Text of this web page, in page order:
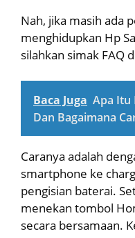
Nah, jika masih ada
menghidupkan Hp
silahkan simak FAQ
Baca Juga Apa Itu
Dan Bagaimana
Caranya adalah
smartphone ke
pengisian baterai.
menekan tombol
secara bersamaan.